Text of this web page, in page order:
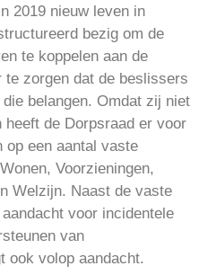
2019 nieuw leven in
bezig om de
te koppelen aan de
zorgen dat de beslissers
belangen. Omdat zij niet
de Dorpsraad er voor
op een aantal vaste
Voorzieningen,
Welzijn. Naast de vaste
voor incidentele
van
ook volop aandacht.